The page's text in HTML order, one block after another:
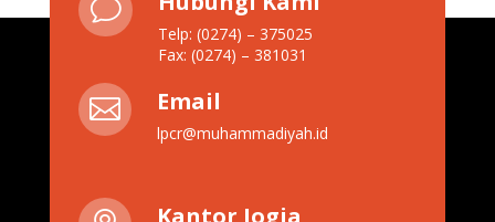
v
Telp: (0274) – 375025
Fax: (0274) – 381031
 Email
lpcr@muhammadiyah.id